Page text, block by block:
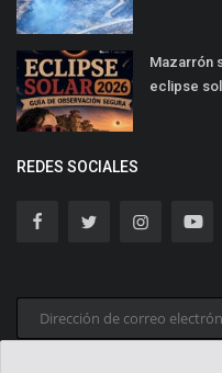
Mazarrón
eclipse
REDES SOCIALES